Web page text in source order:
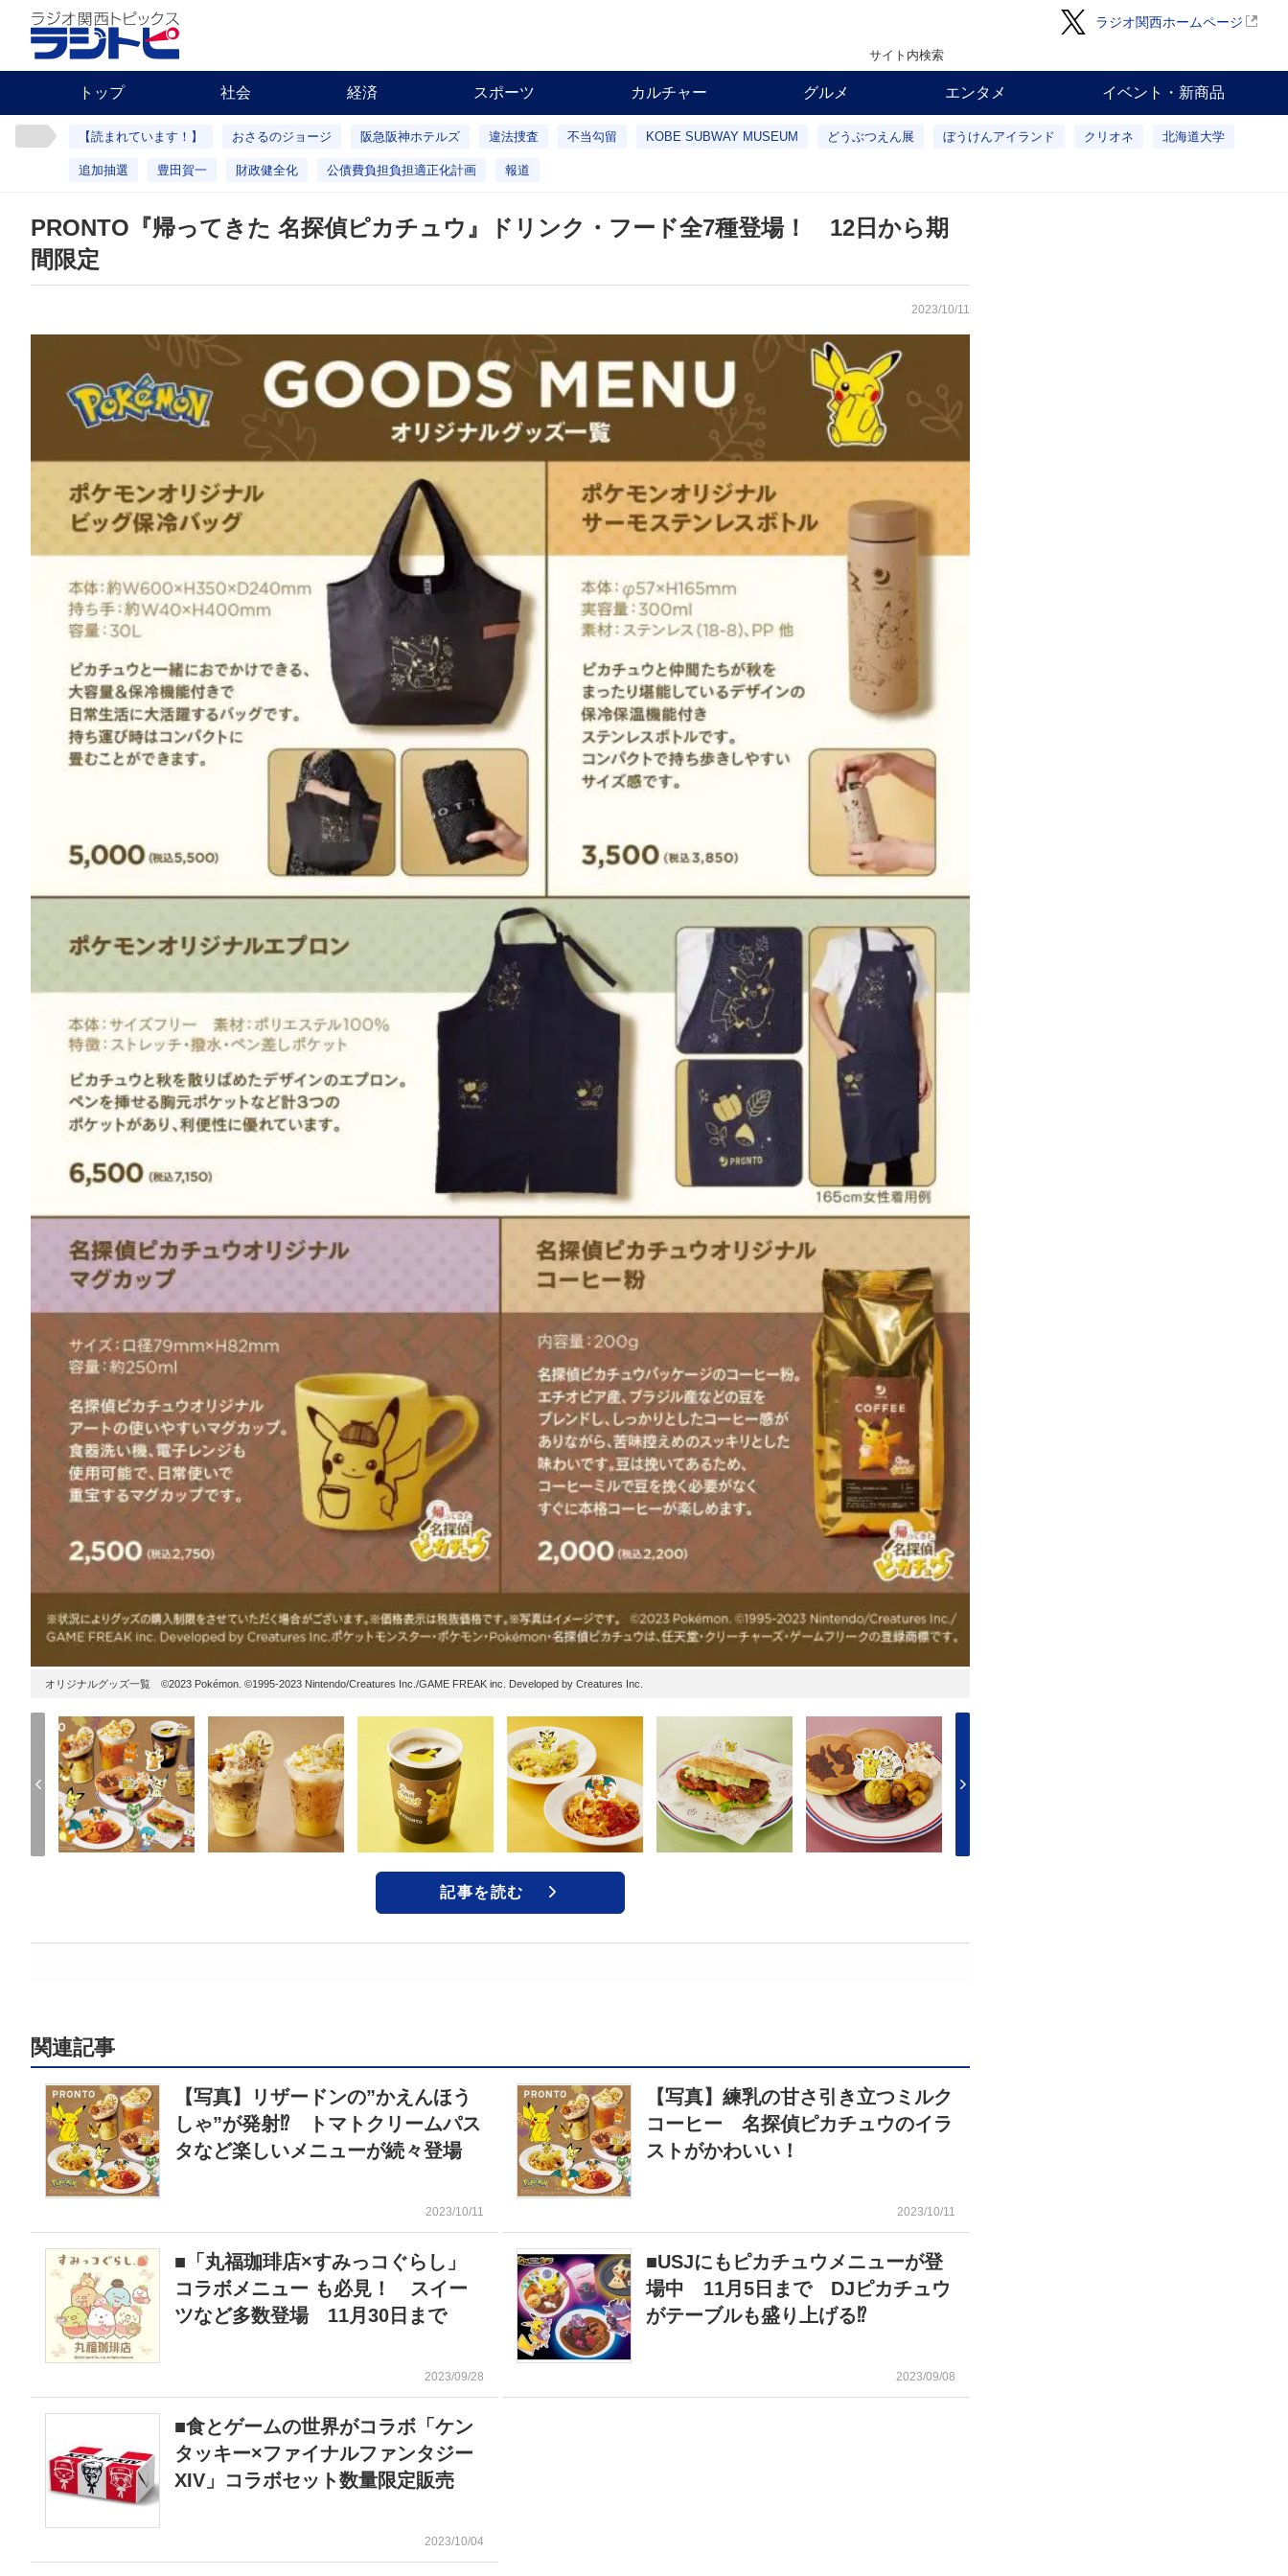
ラジオ関西ホームページ
サイト内検索
トップ 社会 経済 スポーツ カルチャー グルメ エンタメ イベント・新商品
【読まれています！】 おさるのジョージ 阪急阪神ホテルズ 違法捜査 不当勾留 KOBE SUBWAY MUSEUM どうぶつえん展 ぼうけんアイランド クリオネ 北海道大学
追加抽選 豊田賀一 財政健全化 公債費負担負担適正化計画 報道
PRONTO『帰ってきた 名探偵ピカチュウ』ドリンク・フード全7種登場！ 12日から期
間限定
2023/10/11
オリジナルグッズ一覧 ©2023 Pokémon. ©1995-2023 Nintendo/Creatures Inc./GAME FREAK inc. Developed by Creatures Inc.
記事を読む
関連記事
【写真】リザードンの”かえんほう
しゃ”が発射⁉ トマトクリームパス
タなど楽しいメニューが続々登場
2023/10/11
【写真】練乳の甘さ引き立つミルク
コーヒー 名探偵ピカチュウのイラ
ストがかわいい！
2023/10/11
■「丸福珈琲店×すみっコぐらし」
コラボメニュー も必見！ スイー
ツなど多数登場 11月30日まで
2023/09/28
■USJにもピカチュウメニューが登
場中 11月5日まで DJピカチュウ
がテーブルも盛り上げる⁉
2023/09/08
■食とゲームの世界がコラボ「ケン
タッキー×ファイナルファンタジー
XIV」コラボセット数量限定販売
2023/10/04